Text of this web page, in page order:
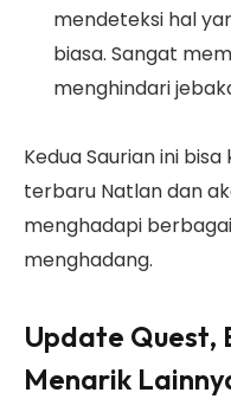
mendeteksi hal
biasa. Sangat
menghindari
Kedua Saurian ini
terbaru Natlan dan
menghadapi
menghadang.
Update Quest,
Menarik